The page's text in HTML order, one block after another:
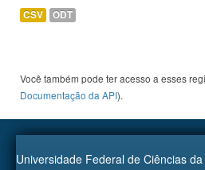
CSV ODT
Você também pode ter acesso a esses
Documentação da API).
Universidade Federal de Ciências